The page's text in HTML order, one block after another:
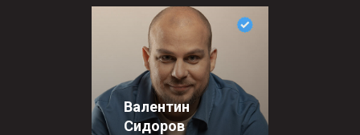
Валентин
Сидоров